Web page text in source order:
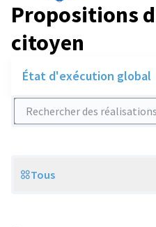
Propositions
citoyen
État d'exécution global
Rechercher des réalisations
Scope
Tous